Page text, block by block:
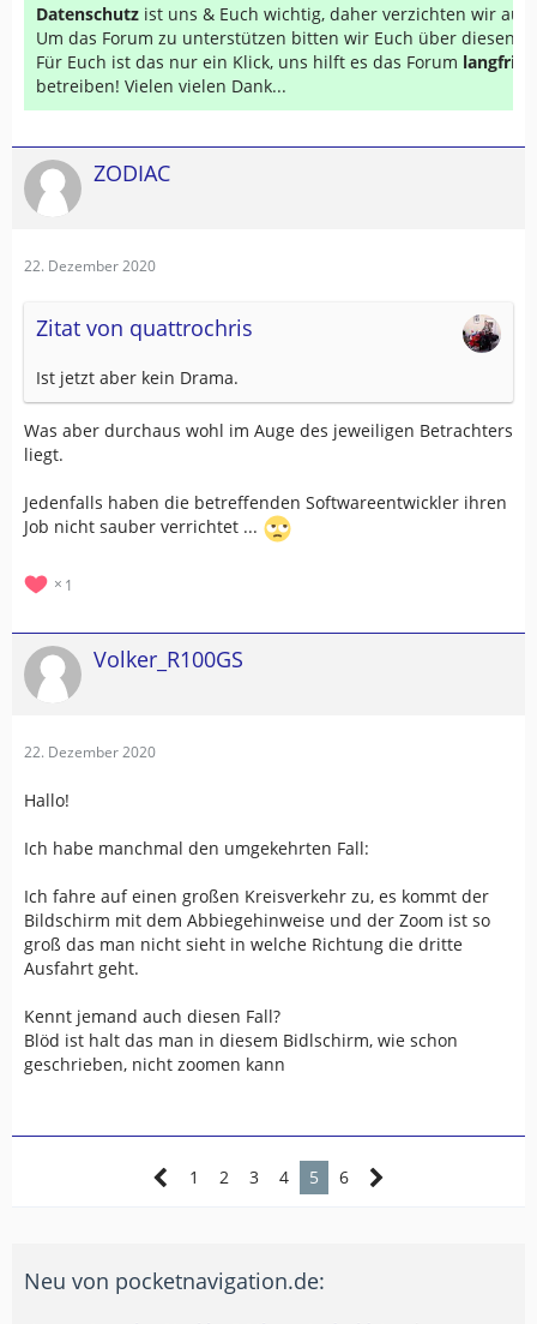
Datenschutz ist uns & Euch wichtig, daher verzichten wir auf
Um das Forum zu unterstützen bitten wir Euch über diesen
Für Euch ist das nur ein Klick, uns hilft es das Forum
betreiben! Vielen vielen Dank...
ZODIAC
22. Dezember 2020
Zitat von quattrochris
Ist jetzt aber kein Drama.
Was aber durchaus wohl im Auge des jeweiligen Betrachters
liegt.
Jedenfalls haben die betreffenden Softwareentwickler ihren
Job nicht sauber verrichtet ...
1
Volker_R100GS
22. Dezember 2020
Hallo!
Ich habe manchmal den umgekehrten Fall:
Ich fahre auf einen großen Kreisverkehr zu, es kommt der
Bildschirm mit dem Abbiegehinweise und der Zoom ist so
groß das man nicht sieht in welche Richtung die dritte
Ausfahrt geht.
Kennt jemand auch diesen Fall?
Blöd ist halt das man in diesem Bidlschirm, wie schon
geschrieben, nicht zoomen kann
1 2 3 4 5 6
Neu von pocketnavigation.de: